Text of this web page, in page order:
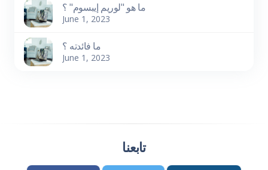
ما هو "لوريم إيبسوم" ؟
June 1, 2023
ما فائدته ؟
June 1, 2023
تابعنا